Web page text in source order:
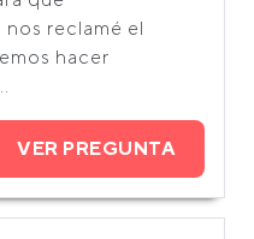
reclamé el
hacer
VER PREGUNTA